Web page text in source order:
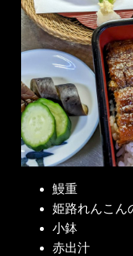
鰻重
姫路れんこん
小鉢
赤出汁